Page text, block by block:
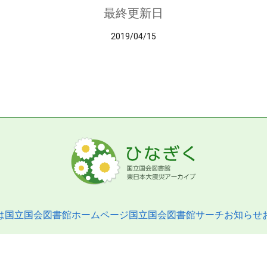
最終更新日
2019/04/15
国立国会図書館ホームページ国立国会図書館サーチお知らせ